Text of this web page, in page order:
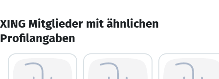
XING Mitglieder mit ähnlichen
Profilangaben